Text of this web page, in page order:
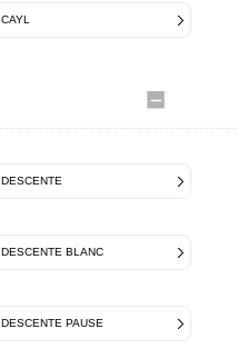
CAYL
DESCENTE
DESCENTE BLANC
DESCENTE PAUSE